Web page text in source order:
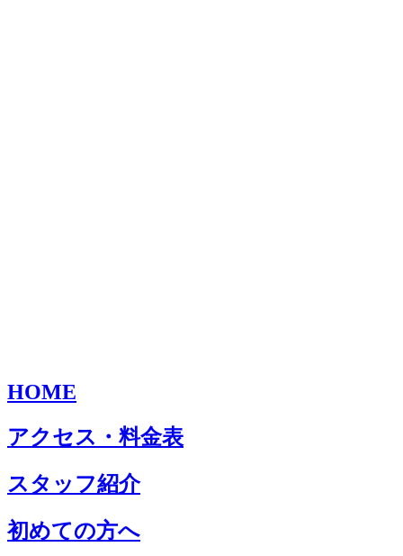
HOME
アクセス・料金表
スタッフ紹介
初めての方へ